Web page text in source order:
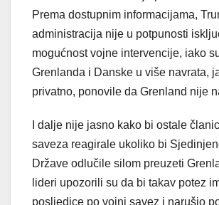
Prema dostupnim informacijama,
administracija nije u potpunosti
mogućnost vojne intervencije, iako
Grenlanda i Danske u više navrata,
privatno, ponovile da Grenland nije
I dalje nije jasno kako bi ostale
saveza reagirale ukoliko bi
Države odlučile silom preuzeti
lideri upozorili su da bi takav potez
posljedice po vojni savez i narušio